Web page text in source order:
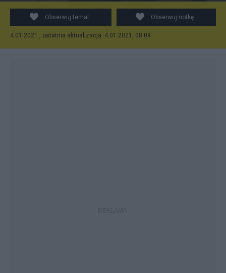
Obserwuj temat Obserwuj notkę
4.01.2021 , ostatnia aktualizacja: 4.01.2021, 08:09